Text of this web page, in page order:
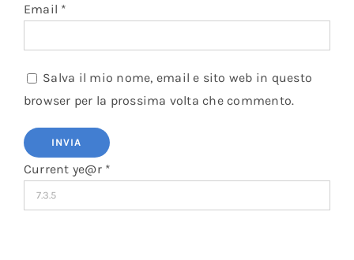
Email *
Salva il mio nome, email e sito web in questo
browser per la prossima volta che commento.
Current ye@r *